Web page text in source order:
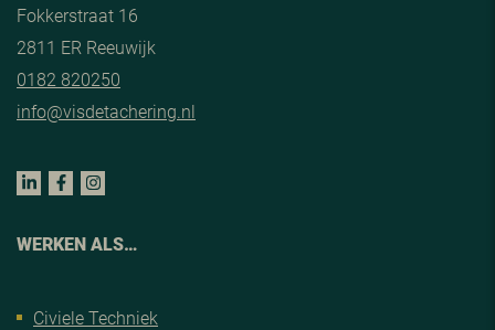
Fokkerstraat 16
2811 ER Reeuwijk
0182 820250
info@visdetachering.nl
WERKEN ALS…
Civiele Techniek